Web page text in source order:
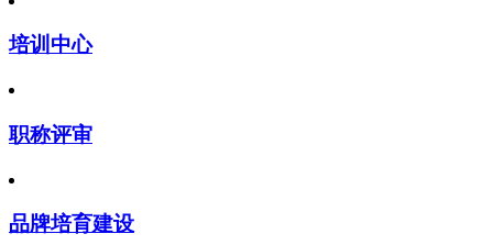
培训中心
职称评审
品牌培育建设